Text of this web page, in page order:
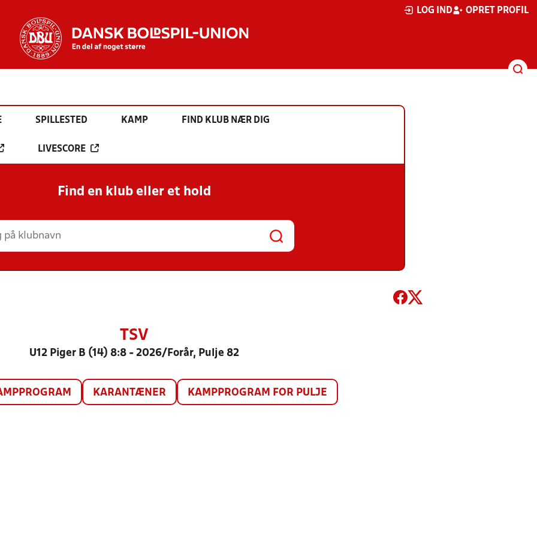
LOG IND OPRET PROFIL
SPILLESTED KAMP FIND KLUB NÆR DIG
LIVESCORE
Find en klub eller et hold
TSV
U12 Piger B (14) 8:8 - 2026/Forår, Pulje 82
KARANTÆNER KAMPPROGRAM FOR PULJE